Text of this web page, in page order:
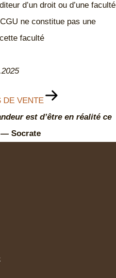
d’un droit ou d’une faculté
ne constitue pas une
faculté
DE VENTE
est d’être en réalité ce
— Socrate